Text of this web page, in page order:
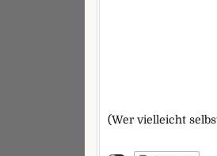
(Wer vielleicht